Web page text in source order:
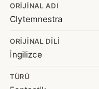
ORIJINAL ADI
Clytemnestra
ORIJINAL DILI
İngilizce
TÜRÜ